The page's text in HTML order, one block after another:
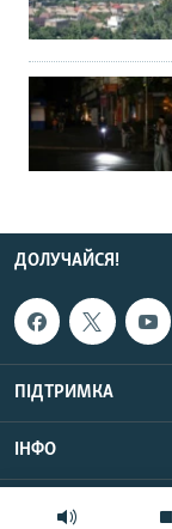
ДОЛУЧАЙСЯ!
ПІДТРИМКА
ІНФО